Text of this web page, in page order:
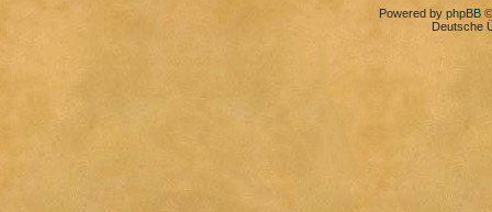
Powered by phpBB
Deutsche